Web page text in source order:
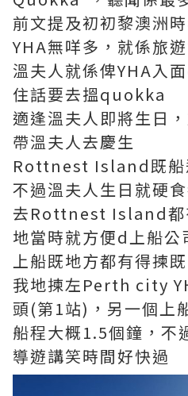
前文提及初初黎澳洲
YHA無咩多，就係旅
溫夫人就係俾YHA入
住話要去搵quokka
適逢溫夫人即將生日
帶溫夫人去慶生
Rottnest Island既船
不過溫夫人生日就硬
去Rottnest Island都
地當時就方便d上船公
上船既地方都有得揀既
我地揀左Perth city
頭(第1站)，另一個上
船程大概1.5個鐘，不
導遊講笑時間好快過